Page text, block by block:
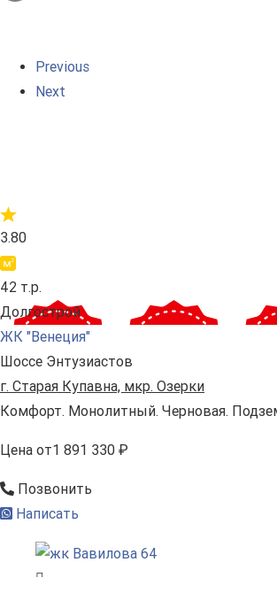
Previous
Next
3.80
42 т.р.
Долгострой
ЖК "Венеция"
Шоссе Энтузиастов
г. Старая Купавна, мкр. Озерки
Комфорт. Монолитный. Черновая.
Цена от1 891 330 ₽
Позвонить
Написать